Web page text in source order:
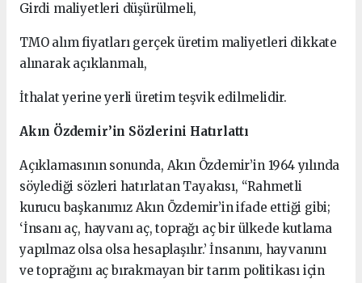
Girdi maliyetleri düşürülmeli,
TMO alım fiyatları gerçek üretim maliyetleri dikkate
alınarak açıklanmalı,
İthalat yerine yerli üretim teşvik edilmelidir.
Akın Özdemir’in Sözlerini Hatırlattı
Açıklamasının sonunda, Akın Özdemir’in 1964 yılında
söylediği sözleri hatırlatan Tayakısı, “Rahmetli
kurucu başkanımız Akın Özdemir’in ifade ettiği gibi;
‘İnsanı aç, hayvanı aç, toprağı aç bir ülkede kutlama
yapılmaz olsa olsa hesaplaşılır.’ İnsanını, hayvanını
ve toprağını aç bırakmayan bir tarım politikası için